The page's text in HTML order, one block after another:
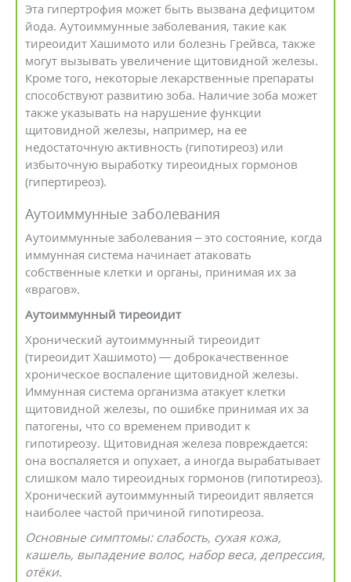
Эта гипертрофия может быть вызвана дефицитом
йода. Аутоиммунные заболевания, такие как
тиреоидит Хашимото или болезнь Грейвса, также
могут вызывать увеличение щитовидной железы.
Кроме того, некоторые лекарственные препараты
способствуют развитию зоба. Наличие зоба может
также указывать на нарушение функции
щитовидной железы, например, на ее
недостаточную активность (гипотиреоз) или
избыточную выработку тиреоидных гормонов
(гипертиреоз).
Аутоиммунные заболевания
Аутоиммунные заболевания – это состояние, когда
иммунная система начинает атаковать
собственные клетки и органы, принимая их за
«врагов».
Аутоиммунный тиреоидит
Хронический аутоиммунный тиреоидит
(тиреоидит Хашимото) — доброкачественное
хроническое воспаление щитовидной железы.
Иммунная система организма атакует клетки
щитовидной железы, по ошибке принимая их за
патогены, что со временем приводит к
гипотиреозу. Щитовидная железа повреждается:
она воспаляется и опухает, а иногда вырабатывает
слишком мало тиреоидных гормонов (гипотиреоз).
Хронический аутоиммунный тиреоидит является
наиболее частой причиной гипотиреоза.
Основные симптомы: слабость, сухая кожа,
кашель, выпадение волос, набор веса, депрессия,
отёки.